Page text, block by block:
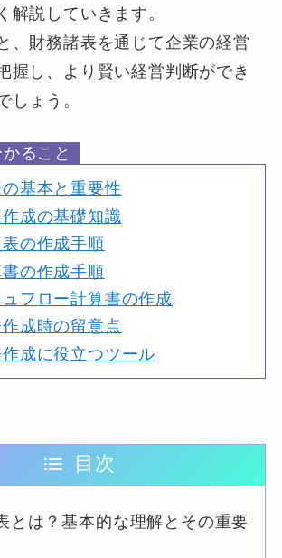
解説していきます。
、財務諸表を通じて企業の経営
握し、より賢い経営判断ができ
しょう。
ること
基本と重要性
成の基礎知識
の作成手順
の作成手順
フロー計算書の作成
成時の留意点
成に役立つツール
目次
とは？基本的な理解とその重要